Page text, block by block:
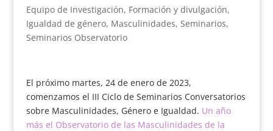
Equipo de Investigación, Formación y divulgación,
Igualdad de género, Masculinidades, Seminarios,
Seminarios Observatorio
El próximo martes, 24 de enero de 2023,
comenzamos el III Ciclo de Seminarios Conversatorios
sobre Masculinidades, Género e Igualdad. Un año
más el Observatorio de las Masculinidades de la